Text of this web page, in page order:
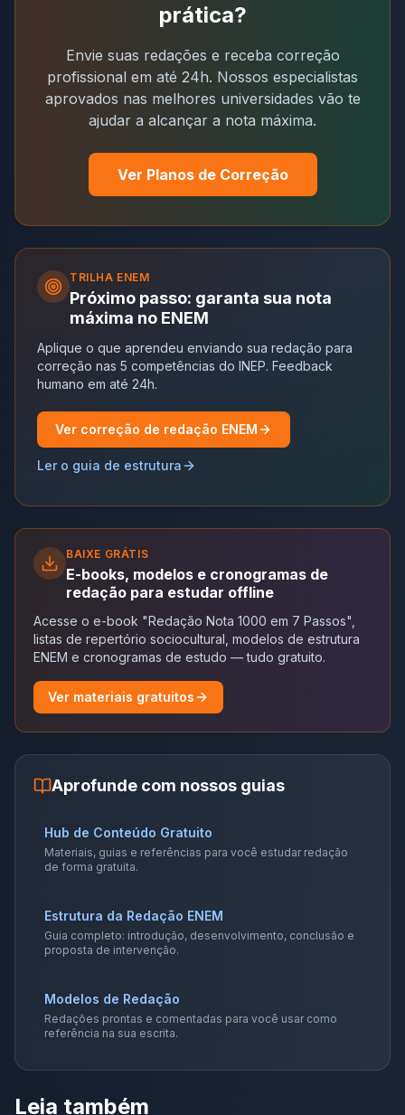
prática?
Envie suas redações e receba correção
profissional em até 24h. Nossos especialistas
aprovados nas melhores universidades vão te
ajudar a alcançar a nota máxima.
Ver Planos de Correção
TRILHA ENEM
Próximo passo: garanta sua nota
máxima no ENEM
Aplique o que aprendeu enviando sua redação para
correção nas 5 competências do INEP. Feedback
humano em até 24h.
Ver correção de redação ENEM
Ler o guia de estrutura
BAIXE GRÁTIS
E-books, modelos e cronogramas de
redação para estudar offline
Acesse o e-book "Redação Nota 1000 em 7 Passos",
listas de repertório sociocultural, modelos de estrutura
ENEM e cronogramas de estudo — tudo gratuito.
Ver materiais gratuitos
Aprofunde com nossos guias
Hub de Conteúdo Gratuito
Materiais, guias e referências para você estudar redação
de forma gratuita.
Estrutura da Redação ENEM
Guia completo: introdução, desenvolvimento, conclusão e
proposta de intervenção.
Modelos de Redação
Redações prontas e comentadas para você usar como
referência na sua escrita.
Leia também